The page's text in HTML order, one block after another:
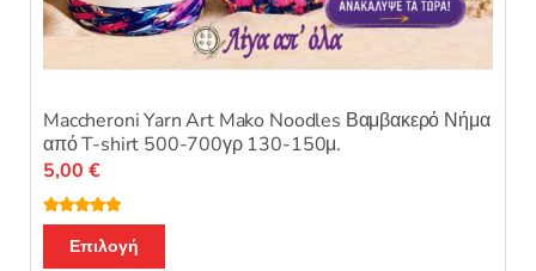
Maccheroni Yarn Art Mako Noodles Βαμβακερό Νήμα
από T-shirt 500-700γρ 130-150μ.
Βαθμολογή
θηκε με
4.76από 5
5,00 €
Επιλογή